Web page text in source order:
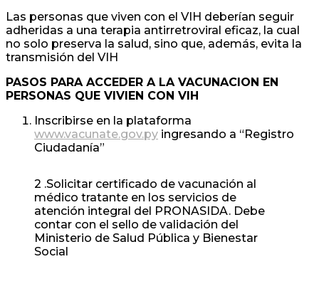
Las personas que viven con el VIH deberían seguir
adheridas a una terapia antirretroviral eficaz, la cual
no solo preserva la salud, sino que, además, evita la
transmisión del VIH
PASOS PARA ACCEDER A LA VACUNACION EN
PERSONAS QUE VIVIEN CON VIH
Inscribirse en la plataforma
www.vacunate.gov.py ingresando a “Registro
Ciudadanía”
2 .Solicitar certificado de vacunación al
médico tratante en los servicios de
atención integral del PRONASIDA. Debe
contar con el sello de validación del
Ministerio de Salud Pública y Bienestar
Social